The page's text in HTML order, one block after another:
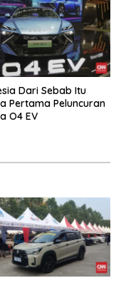
Dari Sebab Itu
Pertama Peluncuran
O4 EV